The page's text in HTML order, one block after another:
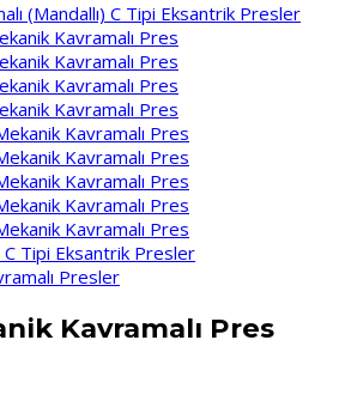
(Mandallı) C Tipi Eksantrik Presler
Kavramalı Pres
Kavramalı Pres
Kavramalı Pres
Kavramalı Pres
Kavramalı Pres
Kavramalı Pres
Kavramalı Pres
Kavramalı Pres
Kavramalı Pres
C Tipi Eksantrik Presler
Presler
Kavramalı Pres